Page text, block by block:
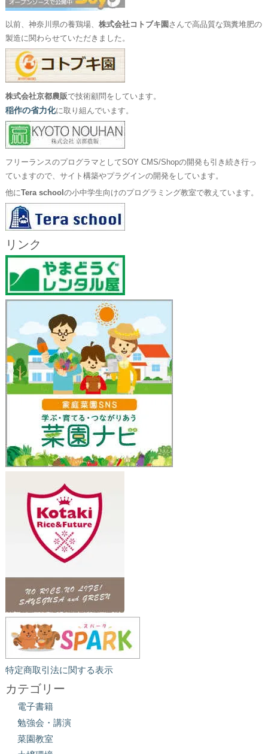
以前、神奈川県の養鶏場、 株式会社コトブキ園 さんで高品質な鶏糞堆肥の
製造に関わらせていただきました。
株式会社京都農販で技術顧問をしています。
稲作の省力化に取り組んでいます。
フリーランスのプログラマとしてSOY CMS/Shopの開発も引き続き行っ
ていますので、サイト構築やプラグインの開発をしています。
他にTera school の小中学生向けのプログラミング教室で教えています。
リンク
特定商取引法に関する表示
カテゴリー
電子書籍
勉強会・講演
菜園教室